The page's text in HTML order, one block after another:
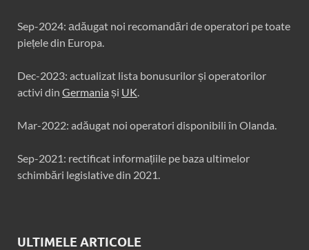
Sep-2024: аdăugat noi recomandări de operatori pe toate
piețele din Europa.
Dec-2023: actualizat lista bonusurilor și operatorilor
activi din Germania și UK
Mar-2022: adăugat noi operatori disponibili în Olanda.
Sep-2021: rectificat informațiile pe baza ultimelor
schimbări legislative din 2021.
ULTIMELE ARTICOLE